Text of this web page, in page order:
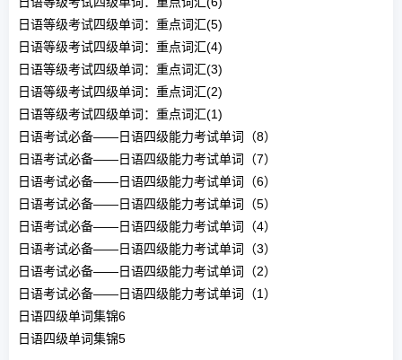
日语等级考试四级单词：重点词汇(5)
日语等级考试四级单词：重点词汇(4)
日语等级考试四级单词：重点词汇(3)
日语等级考试四级单词：重点词汇(2)
日语等级考试四级单词：重点词汇(1)
日语考试必备——日语四级能力考试单词（8）
日语考试必备——日语四级能力考试单词（7）
日语考试必备——日语四级能力考试单词（6）
日语考试必备——日语四级能力考试单词（5）
日语考试必备——日语四级能力考试单词（4）
日语考试必备——日语四级能力考试单词（3）
日语考试必备——日语四级能力考试单词（2）
日语考试必备——日语四级能力考试单词（1）
日语四级单词集锦6
日语四级单词集锦5